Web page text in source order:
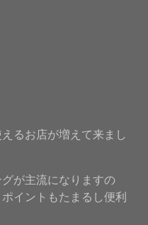
るお店が増えて来まし
が主流になりますの
イントもたまるし便利